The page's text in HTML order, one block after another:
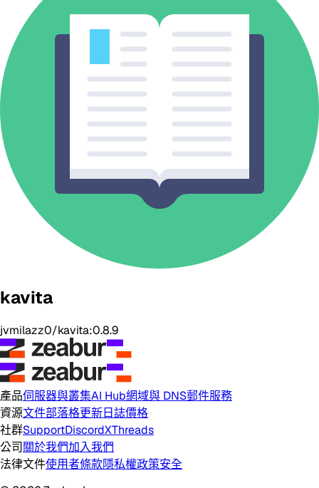
kavita
jvmilazz0/kavita:0.8.9
產品伺服器與叢集AI Hub網域與 DNS郵件服務
資源文件部落格更新日誌價格
社群SupportDiscordXThreads
公司 關於我們加入我們
法律文件使用者條款隱私權政策安全